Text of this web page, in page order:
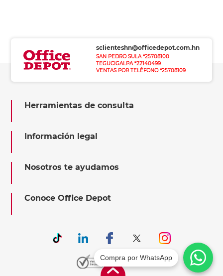
sclienteshn@officedepot.com.hn
SAN PEDRO SULA *25708100
TEGUCIGALPA *22140499
VENTAS POR TELÉFONO *25708109
Herramientas de consulta
Información legal
Nosotros te ayudamos
Conoce Office Depot
Compra por WhatsApp